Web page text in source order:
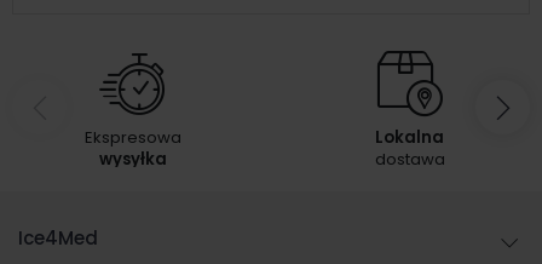
Ekspresowa
wysyłka
Lokalna
dostawa
Ice4Med